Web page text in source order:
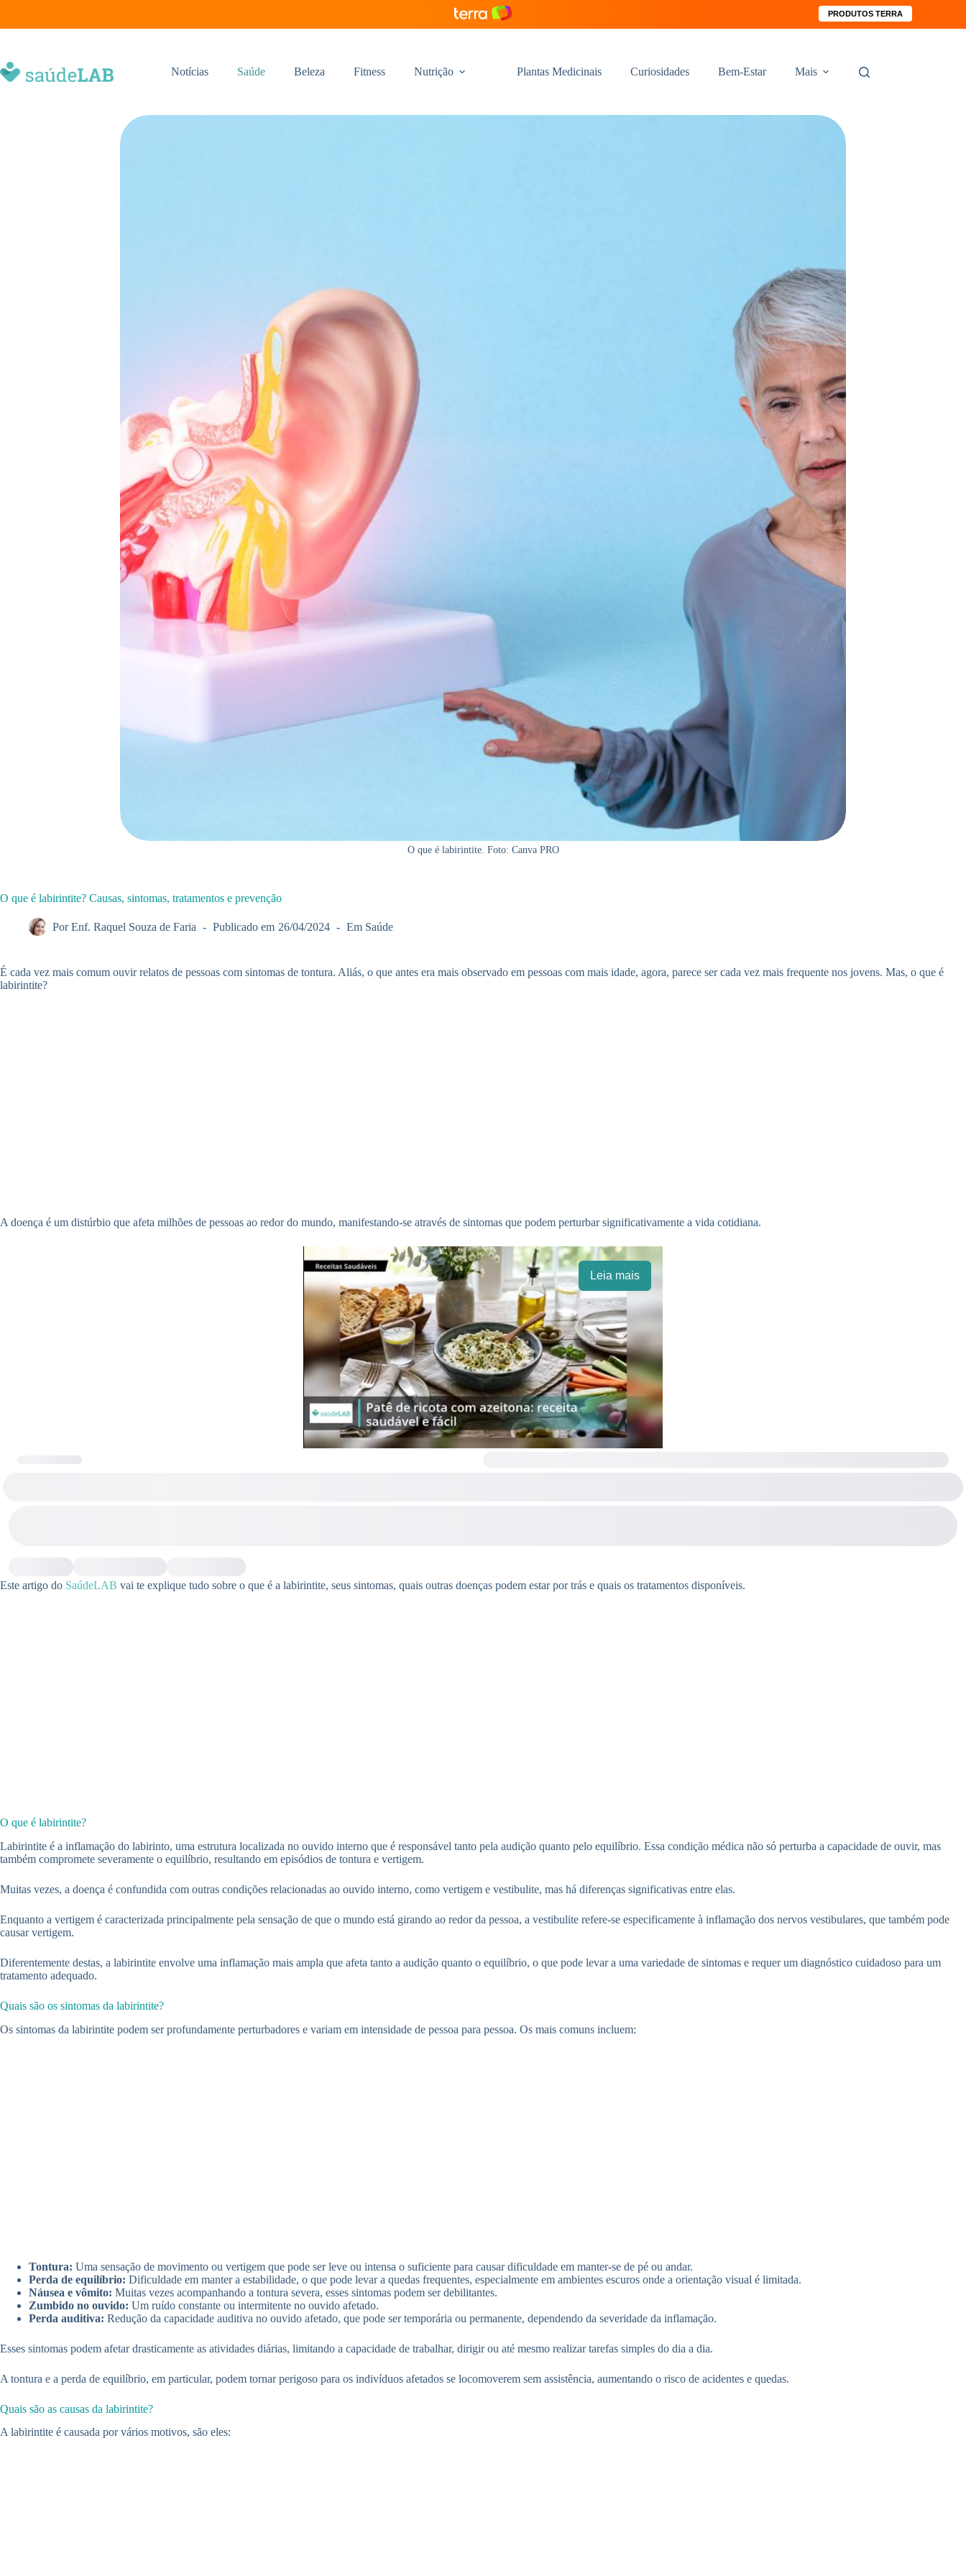
PRODUTOS TERRA
Notícias Saúde Beleza Fitness Nutrição Plantas Medicinais Curiosidades Bem-Estar Mais
O que é labirintite. Foto: Canva PRO
O que é labirintite? Causas, sintomas, tratamentos e prevenção
Por Enf. Raquel Souza de Faria Publicado em 26/04/2024 Em Saúde
É cada vez mais comum ouvir relatos de pessoas com sintomas de tontura. Aliás, o que antes era mais observado em pessoas com mais idade, agora, parece ser cada vez mais frequente nos jovens. Mas, o que é
labirintite?
A doença é um distúrbio que afeta milhões de pessoas ao redor do mundo, manifestando-se através de sintomas que podem perturbar significativamente a vida cotidiana.
Leia mais
Este artigo do SaúdeLAB vai te explique tudo sobre o que é a labirintite, seus sintomas, quais outras doenças podem estar por trás e quais os tratamentos disponíveis.
O que é labirintite?
Labirintite é a inflamação do labirinto, uma estrutura localizada no ouvido interno que é responsável tanto pela audição quanto pelo equilíbrio. Essa condição médica não só perturba a capacidade de ouvir, mas
também compromete severamente o equilíbrio, resultando em episódios de tontura e vertigem.
Muitas vezes, a doença é confundida com outras condições relacionadas ao ouvido interno, como vertigem e vestibulite, mas há diferenças significativas entre elas.
Enquanto a vertigem é caracterizada principalmente pela sensação de que o mundo está girando ao redor da pessoa, a vestibulite refere-se especificamente à inflamação dos nervos vestibulares, que também pode
causar vertigem.
Diferentemente destas, a labirintite envolve uma inflamação mais ampla que afeta tanto a audição quanto o equilíbrio, o que pode levar a uma variedade de sintomas e requer um diagnóstico cuidadoso para um
tratamento adequado.
Quais são os sintomas da labirintite?
Os sintomas da labirintite podem ser profundamente perturbadores e variam em intensidade de pessoa para pessoa. Os mais comuns incluem:
Tontura: Uma sensação de movimento ou vertigem que pode ser leve ou intensa o suficiente para causar dificuldade em manter-se de pé ou andar.
Perda de equilíbrio: Dificuldade em manter a estabilidade, o que pode levar a quedas frequentes, especialmente em ambientes escuros onde a orientação visual é limitada.
Náusea e vômito: Muitas vezes acompanhando a tontura severa, esses sintomas podem ser debilitantes.
Zumbido no ouvido: Um ruído constante ou intermitente no ouvido afetado.
Perda auditiva: Redução da capacidade auditiva no ouvido afetado, que pode ser temporária ou permanente, dependendo da severidade da inflamação.
Esses sintomas podem afetar drasticamente as atividades diárias, limitando a capacidade de trabalhar, dirigir ou até mesmo realizar tarefas simples do dia a dia.
A tontura e a perda de equilíbrio, em particular, podem tornar perigoso para os indivíduos afetados se locomoverem sem assistência, aumentando o risco de acidentes e quedas.
Quais são as causas da labirintite?
A labirintite é causada por vários motivos, são eles: